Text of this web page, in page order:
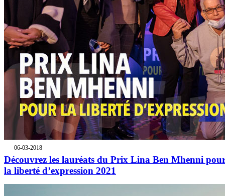
06-03-2018
Découvrez les lauréats du Prix Lina Ben Mhenni
la liberté d’expression 2021